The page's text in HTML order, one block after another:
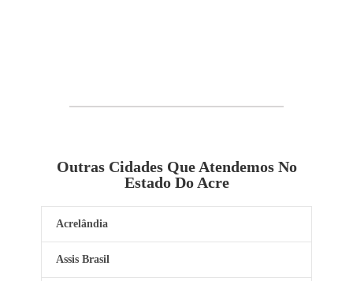
Outras Cidades Que Atendemos No
Estado Do Acre
Acrelândia
Assis Brasil